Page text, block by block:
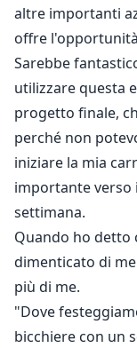
Avviso: R18+,
altre importanti
offre
Sarebbe
utilizzare questa
progetto finale,
perché non
iniziare la mia
importante
settimana.
Quando ho detto
dimenticato di
più di me.
"Dove
bicchiere con un